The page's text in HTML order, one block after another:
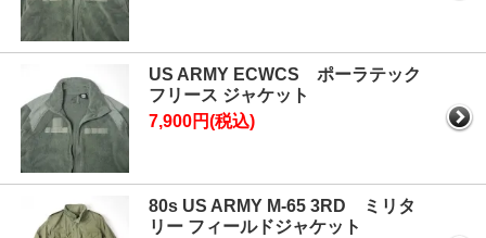
US ARMY ECWCS ポーラテック
フリース ジャケット
7,900円(税込)
80s US ARMY M-65 3RD ミリタ
リー フィールドジャケット